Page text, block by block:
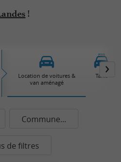
!
Location de voitures &
van aménagé
Taxis
Commune...
de filtres